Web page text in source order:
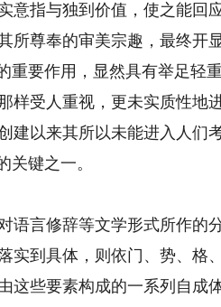
指与独到价值，使之能回
所尊奉的审美宗趣，最终开
要作用，显然具有举足轻
样受人重视，更未实质性地
建以来其所以未能进入人们
关键之一。
言修辞等文学形式所作的
实到具体，则依门、势、格
这些要素构成的一系列自成